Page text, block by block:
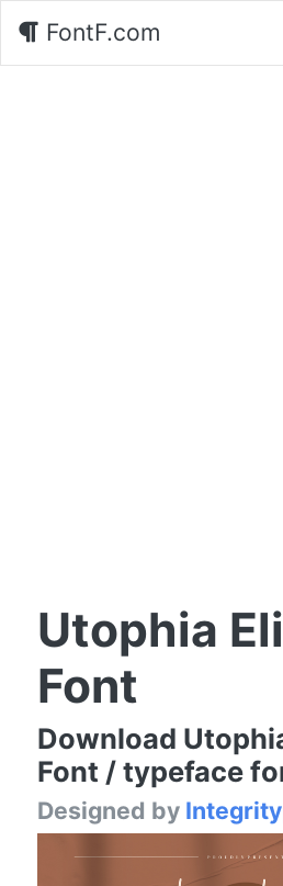
FontF.com
Utophia
Font
Download
Font / typeface
Designed by